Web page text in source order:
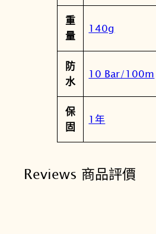
重
量
140g
防
水
10 Bar/100m
保
固
1年
Reviews 商品評價